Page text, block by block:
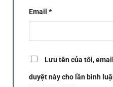
Email *
Lưu tên của tôi,
duyệt này cho lần bình